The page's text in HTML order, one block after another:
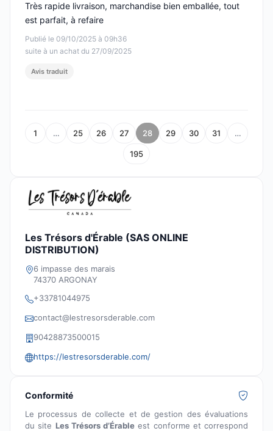
Publié le 09/10/2025 à 09h36
suite à un achat du 27/09/2025
Très rapide livraison, marchandise bien emballée, tout
est parfait, à refaire
Avis traduit
1 … 25 26 27 28 29 30 31 …
195
Les Trésors d'Érable (SAS ONLINE
DISTRIBUTION)
6 impasse des marais
74370 ARGONAY
+33781044975
contact@lestresorsderable.com
90428873500015
https://lestresorsderable.com/
Conformité
Le processus de collecte et de gestion des évaluations
du site Les Trésors d’Érable est conforme et correspond